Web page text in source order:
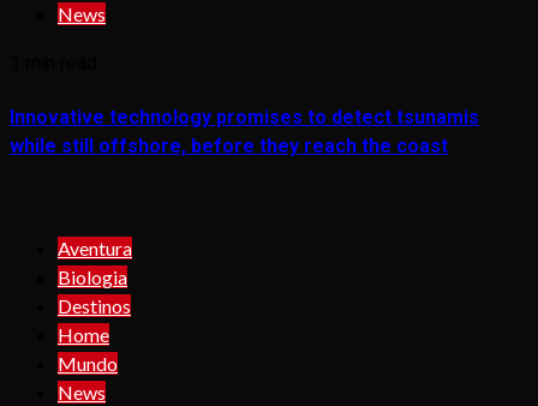
News
Innovative technology promises to detect tsunamis
while still offshore, before they reach the coast
Aventura
Biologia
Destinos
Home
Mundo
News